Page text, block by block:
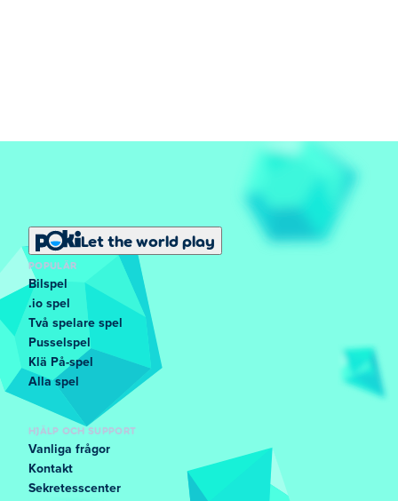
Let the world play
POPULÄR
Bilspel
.io spel
Två spelare spel
Pusselspel
Klä På-spel
Alla spel
HJÄLP OCH SUPPORT
Vanliga frågor
Kontakt
Sekretesscenter